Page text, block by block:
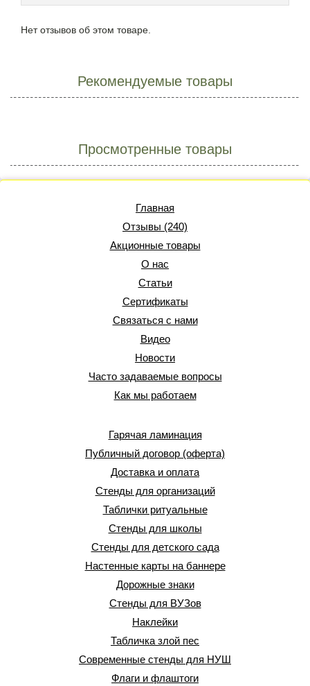
Нет отзывов об этом товаре.
Рекомендуемые товары
Просмотренные товары
Главная
Отзывы (240)
Акционные товары
О нас
Статьи
Сертификаты
Связаться с нами
Видео
Новости
Часто задаваемые вопросы
Как мы работаем
Гарячая ламинация
Публичный договор (оферта)
Доставка и оплата
Стенды для организаций
Таблички ритуальные
Стенды для школы
Стенды для детского сада
Настенные карты на баннере
Дорожные знаки
Стенды для ВУЗов
Наклейки
Табличка злой пес
Современные стенды для НУШ
Флаги и флаштоги